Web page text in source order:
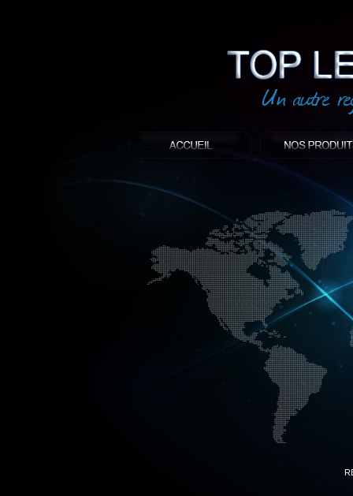
: Top led world
Produit décoratif led
Objet publicitaire led
éclairage blanc led
Enseigne publicitaire
Fabriquant et distributeur français
gamme à base de LED.
led, Topledworld, top led world, top
économie énergie, edf, lumière,